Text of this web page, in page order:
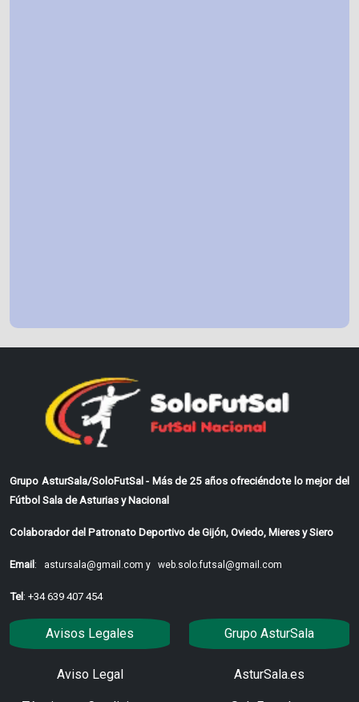
Grupo AsturSala/SoloFutSal - Más de 25 años ofreciéndote lo mejor del
Fútbol Sala de Asturias y Nacional
Colaborador del Patronato Deportivo de Gijón, Oviedo, Mieres y Siero
Email: astursala@gmail.com y web.solo.futsal@gmail.com
Tel: +34 639 407 454
Avisos Legales
Aviso Legal
Grupo AsturSala
AsturSala.es